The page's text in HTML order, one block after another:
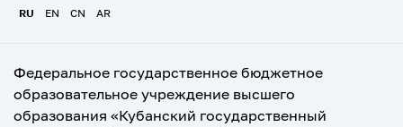
RU EN CN AR
Федеральное государственное бюджетное
образовательное учреждение высшего
образования «Кубанский государственный